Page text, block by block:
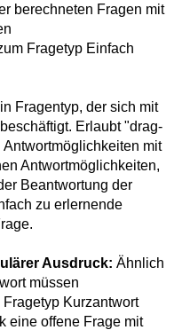
berechneten Fragen mit
Fragetyp Einfach
Fragentyp, der sich mit
Erlaubt "drag-
mit
Antwortmöglichkeiten,
Beantwortung der
zu erlernende
Ausdruck: Ähnlich
müssen
Kurzantwort
eine offene Frage mit